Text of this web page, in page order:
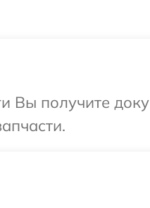
Вы получите